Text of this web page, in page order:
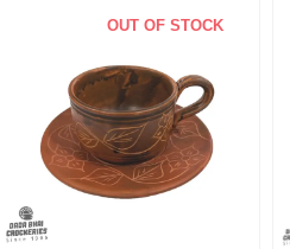
OUT OF STOCK